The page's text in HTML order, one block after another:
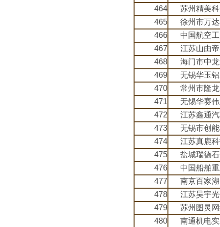
464
苏州精美
465
徐州市万
466
中国航空
467
江苏山由
468
海门市中
469
无锡华玉
470
常州市隆
471
无锡华赛
472
江苏鑫通
473
无锡市创
474
江苏真鹿
475
盐城瑞德
476
中国船舶
477
南京百家
478
江苏昊宇
479
苏州图灵
480
南通机电